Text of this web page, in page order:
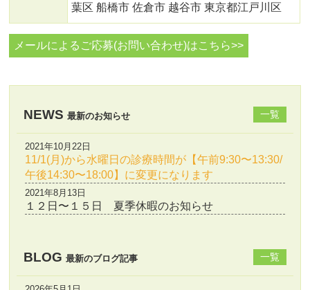
葉区 船橋市 佐倉市 越谷市 東京都江戸川区
メールによるご応募(お問い合わせ)はこちら>>
NEWS 最新のお知らせ 一覧
2021年10月22日
11/1(月)から水曜日の診療時間が【午前9:30〜13:30/
午後14:30〜18:00】に変更になります
2021年8月13日
１２日〜１５日 夏季休暇のお知らせ
BLOG 最新のブログ記事 一覧